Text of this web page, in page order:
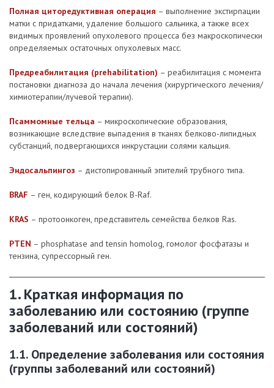
Полная циторедуктивная операция – выполнение экстирпации
матки с придатками, удаление большого сальника, а также всех
видимых проявлений опухолевого процесса без макроскопически
определяемых остаточных опухолевых масс.
Предреабилитация (prehabilitation) – реабилитация с момента
постановки диагноза до начала лечения (хирургического лечения/
химиотерапии/лучевой терапии).
Псаммомные тельца – микроскопические образования,
возникающие вследствие выпадения в тканях белково-липидных
субстанций, подвергающихся инкрустации солями кальция.
Эндосальпингоз – дистопированный эпителий трубного типа.
ВRAF – ген, кодирующий белок В-Raf.
KRAS – протоонкоген, представитель семейства белков Ras.
PTEN – phosphatase and tensin homolog, гомолог фосфатазы и
тензина, супрессорный ген.
1. Краткая информация по
заболеванию или состоянию (группе
заболеваний или состояний)
1.1. Определение заболевания или состояния
(группы заболеваний или состояний)